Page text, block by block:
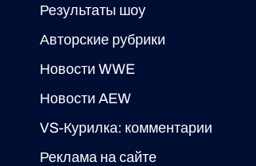
Результаты шоу
Авторские рубрики
Новости WWE
Новости AEW
VS-Курилка: комментарии
Реклама на сайте